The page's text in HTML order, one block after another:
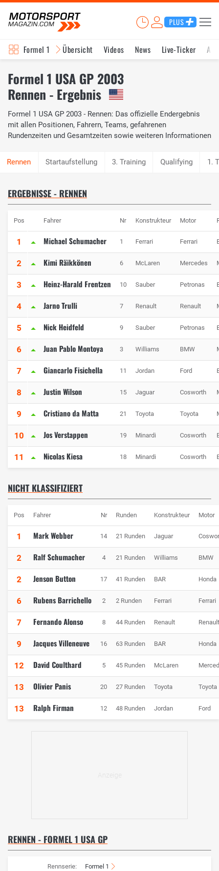
PLUS
Formel 1 Übersicht Videos News Live-Ticker
Formel 1 USA GP 2003
Rennen - Ergebnis
Formel 1 USA GP 2003 - Rennen: Das offizielle Endergebnis
mit allen Positionen, Fahrern, Teams, gefahrenen
Rundenzeiten und Gesamtzeiten sowie weiteren Informationen
Startaufstellung 3. Training Qualifying 1.
ERGEBNISSE - RENNEN
Pos Fahrer Nr Konstrukteur Motor
1 Michael Schumacher 1 Ferrari Ferrari
2 Kimi Räikkönen 6 McLaren Mercedes
3 Heinz-Harald Frentzen 10 Sauber Petronas
4 Jarno Trulli 7 Renault Renault
5 Nick Heidfeld 9 Sauber Petronas
6 Juan Pablo Montoya 3 Williams BMW
7 Giancarlo Fisichella 11 Jordan Ford
8 Justin Wilson 15 Jaguar Cosworth
9 Cristiano da Matta 21 Toyota Toyota
10 Jos Verstappen 19 Minardi Cosworth
11 Nicolas Kiesa 18 Minardi Cosworth
NICHT KLASSIFIZIERT
Pos Fahrer Nr Runden Konstrukteur Motor
1 Mark Webber 14 21 Runden Jaguar
2 Ralf Schumacher 4 21 Runden Williams BMW
2 Jenson Button 17 41 Runden BAR Honda
6 Rubens Barrichello 2 2 Runden Ferrari Ferrari
7 Fernando Alonso 8 44 Runden Renault Renault
9 Jacques Villeneuve 16 63 Runden BAR Honda
12 David Coulthard 5 45 Runden McLaren
13 Olivier Panis 20 27 Runden Toyota Toyota
13 Ralph Firman 12 48 Runden Jordan Ford
RENNEN - FORMEL 1 USA GP
Rennserie: Formel 1